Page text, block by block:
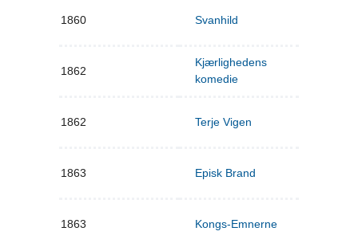
1860 Svanhild
1862
Kjærlighedens
komedie
1862 Terje Vigen
1863 Episk Brand
1863 Kongs-Emnerne